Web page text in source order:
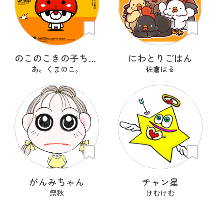
のこのこきの子ちゃん
あ。くまのこ。
にわとりごはん
佐倉はる
がんみちゃん
祭秋
チャン星
けむけむ